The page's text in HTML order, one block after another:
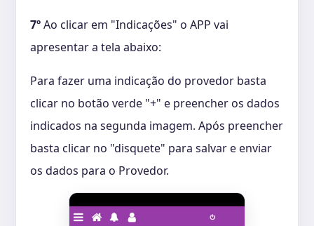
7ºAo clicar em "Indicações" o APP vai
apresentar a tela abaixo:
Para fazer uma indicação do provedor basta
clicar no botão verde "+" e preencher os dados
indicados na segunda imagem. Após preencher
basta clicar no "disquete" para salvar e enviar
os dados para o Provedor.